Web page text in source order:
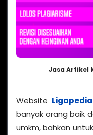
Jasa Artikel
Website
banyak orang baik
umkm, bahkan